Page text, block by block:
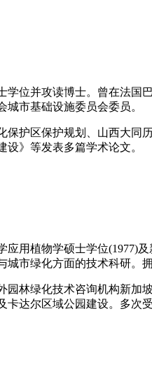
并攻读博士。曾在法国巴
市基础设施委员会委员。
区保护规划、山西大同历
设》等发表多篇学术论文。
植物学硕士学位(1977)及
城市绿化方面的技术科研。
绿化技术咨询机构新加坡
卡达尔区域公园建设。多次